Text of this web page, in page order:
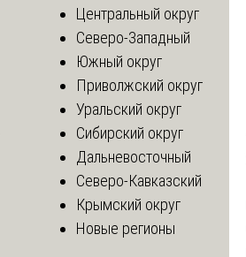
Центральный округ
Северо-Западный
Южный округ
Приволжский округ
Уральский округ
Сибирский округ
Дальневосточный
Северо-Кавказский
Крымский округ
Новые регионы